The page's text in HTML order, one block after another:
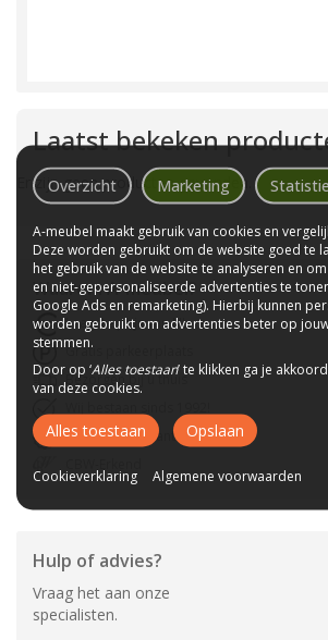
Laatst bekeken
Er zijn geen producten gevonden.
WaaromA-meubel?
Laagste prijs van NL
Gratis parkeerplaats
Bezorgen bij u thuis
Tot 10 jaar garantie
Hulp of advies?
Vraag het aan onze
specialisten.
Overzicht Marketing
A-meubel maakt gebruik van cookies en
Deze worden gebruikt om de website goed te
het gebruik van de website te analyseren en
en niet-gepersonaliseerde advertenties te
Google Ads en remarketing). Hierbij kunnen
worden gebruikt om advertenties beter op
stemmen.
Door op ‘Alles toestaan’ te klikken ga je
van deze cookies.
Alles toestaan Opslaan
Cookieverklaring Algemene voorwaarden